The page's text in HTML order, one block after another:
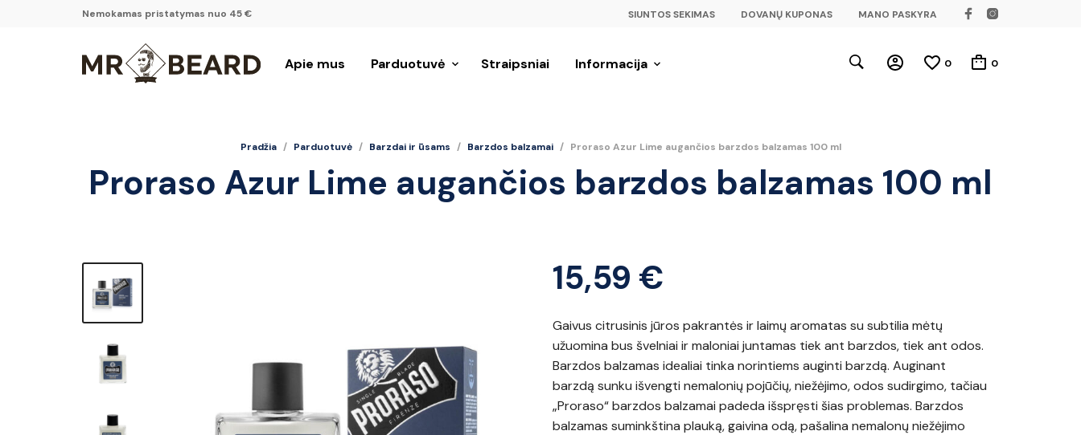
Nemokamas pristatymas nuo 45 € SIUNTOS SEKIMAS DOVANŲ KUPONAS MANO PASKYRA
Apie mus Parduotuvė Straipsniai Informacija 0 0
Pradžia / Parduotuvė / Barzdai ir ūsams / Barzdos balzamai / Proraso Azur Lime augančios barzdos balzamas 100 ml
Proraso Azur Lime augančios barzdos balzamas 100 ml
15,59 €
Gaivus citrusinis jūros pakrantės ir laimų aromatas su subtilia mėtų
užuomina bus švelniai ir maloniai juntamas tiek ant barzdos, tiek ant odos.
Barzdos balzamas idealiai tinka norintiems auginti barzdą. Auginant
barzdą sunku išvengti nemalonių pojūčių, niežėjimo, odos sudirgimo, tačiau
„Proraso“ barzdos balzamai padeda išspręsti šias problemas. Barzdos
balzamas suminkština plauką, gaivina odą, pašalina nemalonų niežėjimo